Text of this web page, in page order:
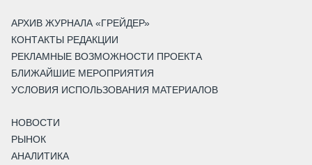
АРХИВ ЖУРНАЛА «ГРЕЙДЕР»
КОНТАКТЫ РЕДАКЦИИ
РЕКЛАМНЫЕ ВОЗМОЖНОСТИ ПРОЕКТА
БЛИЖАЙШИЕ МЕРОПРИЯТИЯ
УСЛОВИЯ ИСПОЛЬЗОВАНИЯ МАТЕРИАЛОВ
НОВОСТИ
РЫНОК
АНАЛИТИКА